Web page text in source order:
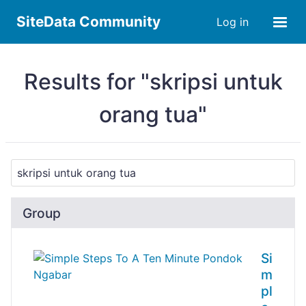
SiteData Community Log in
Results for "skripsi untuk
orang tua"
Group
Si
m
pl